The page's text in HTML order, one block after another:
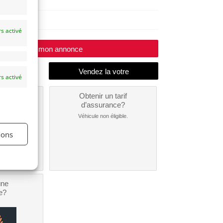
activé
activé
Modifier mon annonce
Obtenir un tarif
d’assurance?
Véhicule non éligible.